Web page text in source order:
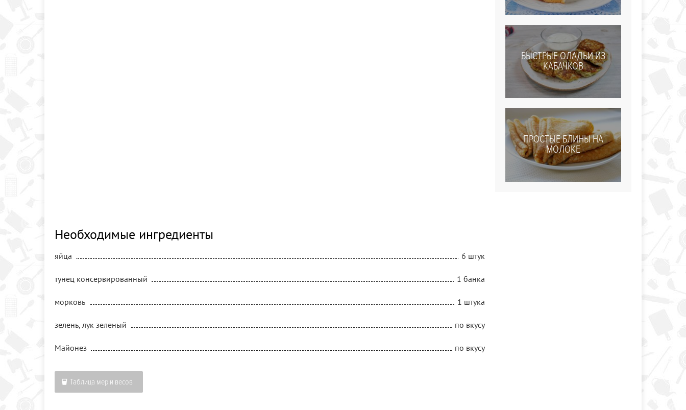
Необходимые ингредиенты
яйца 6 штук
тунец консервированный 1 банка
морковь 1 штука
зелень, лук зеленый по вкусу
Майонез по вкусу
Таблица мер и весов
БЫСТРЫЕ ОЛАДЬИ ИЗ
КАБАЧКОВ
ПРОСТЫЕ БЛИНЫ НА
МОЛОКЕ